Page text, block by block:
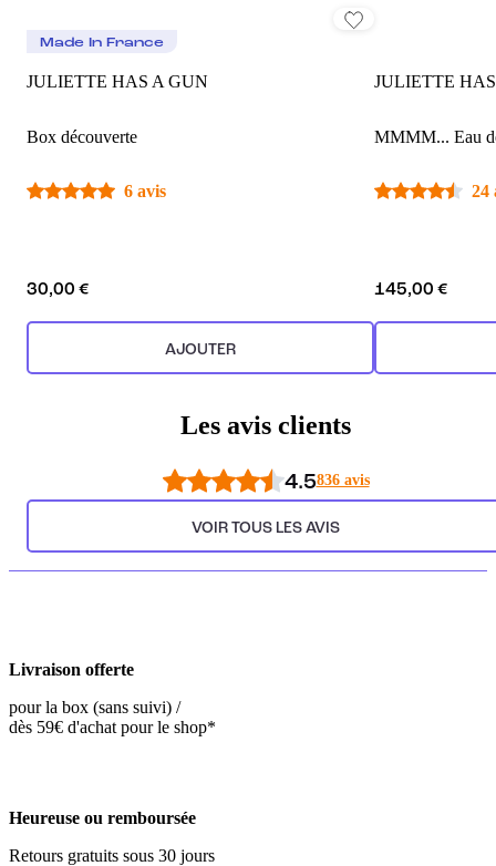
Made In France
JULIETTE HAS A GUN
Box découverte
6 avis
30,00 €
AJOUTER
JULIETTE
MMMM... Eau
24
145,00 €
Les avis clients
4.5836 avis
VOIR TOUS LES AVIS
Livraison offerte
pour la box (sans suivi) /
dès 59€ d'achat pour le shop*
Heureuse ou remboursée
Retours gratuits sous 30 jours